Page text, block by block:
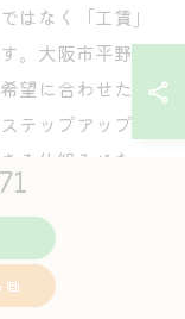
はなく「工賃」
。大阪市平野区
望に合わせた柔
テップアップを
る仕組みとなっ
なるのか
受け取ってい